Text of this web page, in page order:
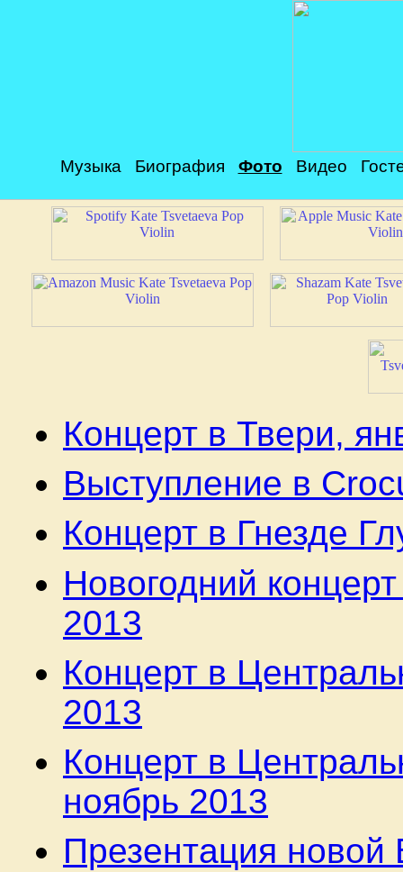
Музыка Биография Фото Видео
Концерт в Твери,
Выступление в
Концерт в Гнезде
Новогодний
2013
Концерт в
2013
Концерт в
ноябрь 2013
Презентация новой